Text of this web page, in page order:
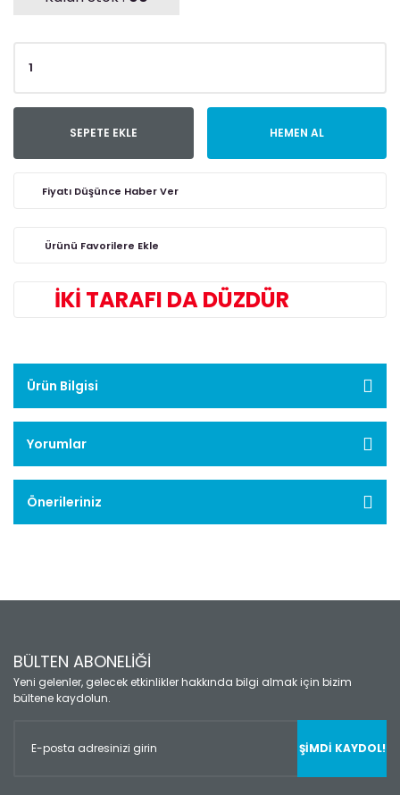
SEPETE EKLE HEMEN AL
Fiyatı Düşünce Haber Ver
İKİ TARAFI DA DÜZDÜR
Ürün Bilgisi
Yorumlar
Önerileriniz
BÜLTEN ABONELİĞİ
Yeni gelenler, gelecek etkinlikler hakkında bilgi almak için bizim
bültene kaydolun.
ŞİMDİ KAYDOL!